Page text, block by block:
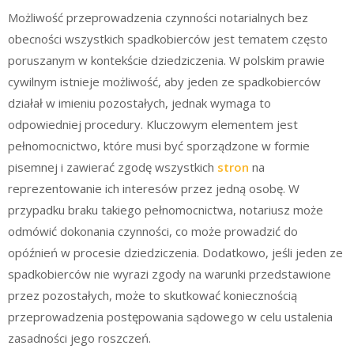
Możliwość przeprowadzenia czynności notarialnych bez
obecności wszystkich spadkobierców jest tematem często
poruszanym w kontekście dziedziczenia. W polskim prawie
cywilnym istnieje możliwość, aby jeden ze spadkobierców
działał w imieniu pozostałych, jednak wymaga to
odpowiedniej procedury. Kluczowym elementem jest
pełnomocnictwo, które musi być sporządzone w formie
pisemnej i zawierać zgodę wszystkich stron na
reprezentowanie ich interesów przez jedną osobę. W
przypadku braku takiego pełnomocnictwa, notariusz może
odmówić dokonania czynności, co może prowadzić do
opóźnień w procesie dziedziczenia. Dodatkowo, jeśli jeden ze
spadkobierców nie wyrazi zgody na warunki przedstawione
przez pozostałych, może to skutkować koniecznością
przeprowadzenia postępowania sądowego w celu ustalenia
zasadności jego roszczeń.